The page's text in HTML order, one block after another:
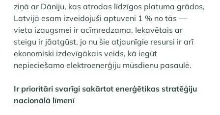
ziņā ar Dāniju, kas atrodas līdzīgos platuma grādos,
Latvijā esam izveidojuši aptuveni 1 % no tās —
vieta izaugsmei ir acīmredzama. Iekavētais ar
steigu ir jāatgūst, jo nu šie atjaunīgie resursi ir arī
ekonomiski izdevīgākais veids, kā iegūt
nepieciešamo elektroenerģiju mūsdienu pasaulē.
Ir prioritāri svarīgi sakārtot enerģētikas stratēģiju
nacionālā līmenī